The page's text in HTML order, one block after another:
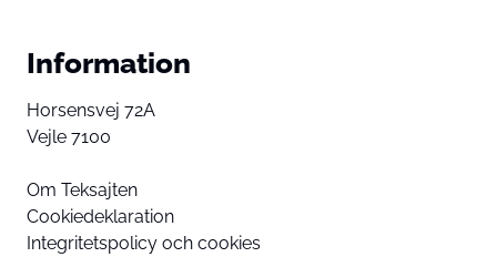
Information
Horsensvej 72A
Vejle 7100
Om Teksajten
Cookiedeklaration
Integritetspolicy och cookies